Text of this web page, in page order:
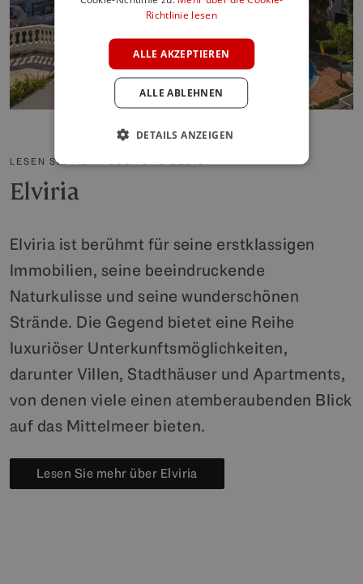
LESEN SIE MEHR ÜBER DAS GEBIET
Elviria
Elviria ist berühmt für seine erstklassigen
Immobilien, seine beeindruckende
Naturkulisse und seine wunderschönen
Strände. Die Gegend bietet eine Reihe
luxuriöser Unterkunftsmöglichkeiten,
darunter Villen, Stadthäuser und Apartments,
von denen viele einen atemberaubenden Blick
auf das Mittelmeer bieten.
Lesen Sie mehr über Elviria
POLISH
Richtlinie lesen
ALLE AKZEPTIEREN
ALLE ABLEHNEN
DETAILS ANZEIGEN